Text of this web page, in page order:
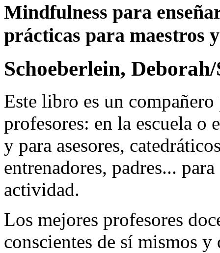
Mindfulness para
prácticas para maestros
Schoeberlein,
Este libro es un
profesores: en la escuela o
y para asesores,
entrenadores, padres...
actividad.
Los mejores profesores
conscientes de sí mismos